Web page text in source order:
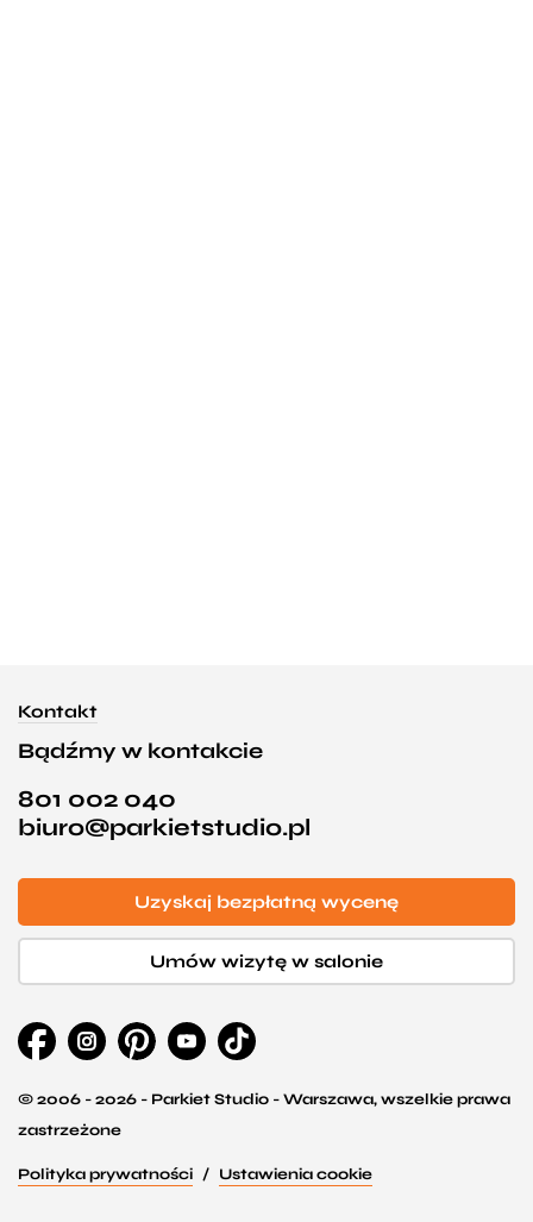
Kontakt
Bądźmy w kontakcie
801 002 040
biuro@parkietstudio.pl
Uzyskaj bezpłatną wycenę
Umów wizytę w salonie
© 2006 - 2026 - Parkiet Studio - Warszawa, wszelkie prawa
zastrzeżone
Polityka prywatności Ustawienia cookie